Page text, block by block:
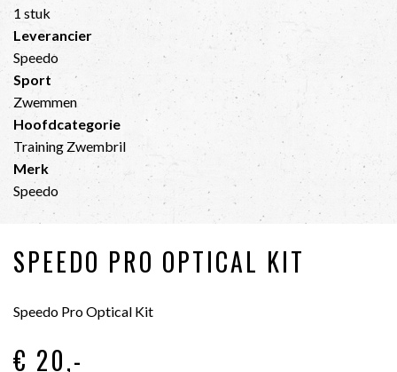
1 stuk
Leverancier
Speedo
Sport
Zwemmen
Hoofdcategorie
Training Zwembril
Merk
Speedo
SPEEDO PRO OPTICAL KIT
Speedo Pro Optical Kit
€ 20,-